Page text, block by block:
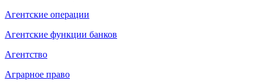
Агентские операции
Агентские функции банков
Агентство
Аграрное право